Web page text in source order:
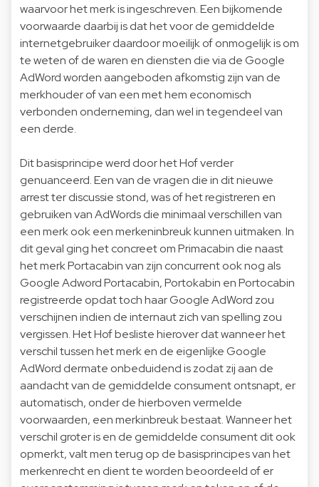
waarvoor het merk is ingeschreven. Een bijkomende
voorwaarde daarbij is dat het voor de gemiddelde
internetgebruiker daardoor moeilijk of onmogelijk is om
te weten of de waren en diensten die via de Google
AdWord worden aangeboden afkomstig zijn van de
merkhouder of van een met hem economisch
verbonden onderneming, dan wel in tegendeel van
een derde.
Dit basisprincipe werd door het Hof verder
genuanceerd. Een van de vragen die in dit nieuwe
arrest ter discussie stond, was of het registreren en
gebruiken van AdWords die minimaal verschillen van
een merk ook een merkeninbreuk kunnen uitmaken. In
dit geval ging het concreet om Primacabin die naast
het merk Portacabin van zijn concurrent ook nog als
Google Adword Portacabin, Portokabin en Portocabin
registreerde opdat toch haar Google AdWord zou
verschijnen indien de internaut zich van spelling zou
vergissen. Het Hof besliste hierover dat wanneer het
verschil tussen het merk en de eigenlijke Google
AdWord dermate onbeduidend is zodat zij aan de
aandacht van de gemiddelde consument ontsnapt, er
automatisch, onder de hierboven vermelde
voorwaarden, een merkinbreuk bestaat. Wanneer het
verschil groter is en de gemiddelde consument dit ook
opmerkt, valt men terug op de basisprincipes van het
merkenrecht en dient te worden beoordeeld of er